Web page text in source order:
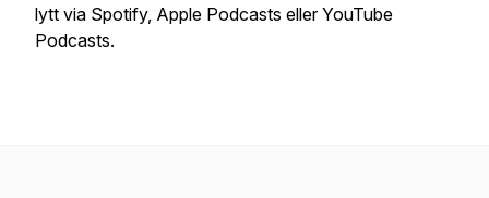
lytt via Spotify, Apple Podcasts eller YouTube
Podcasts.